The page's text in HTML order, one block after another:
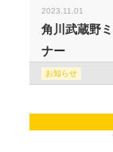
2023.11.01
角川武蔵野
ナー
お知らせ